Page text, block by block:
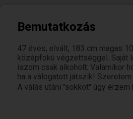
Bemutatkozás
47 éves, elvált, 183 cm magas
középfokú végzettséggel. Saját
iszom csak alkoholt. Valamikor
ha a válogatott játszik!
A válás utáni "sokkot" úgy